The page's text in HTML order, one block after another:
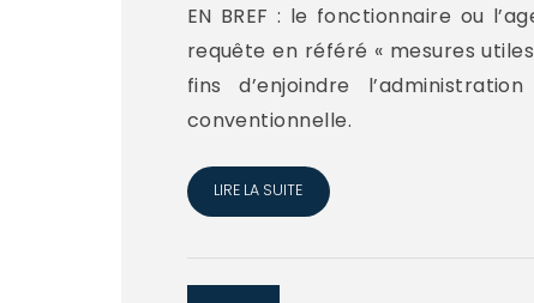
EN BREF : le fonctionnaire ou
requête en référé « mesures
fins d’enjoindre
conventionnelle.
LIRE LA SUITE